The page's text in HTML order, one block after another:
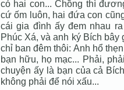
có hai con... Chồng thì
cứ ốm luôn, hai đứa con
cái gia đình ấy đem nhau
Phúc Xá, và anh ký Bích
chỉ ban đêm thôi: Anh hổ
bạn hữu, họ mạc... Phải,
chuyện ấy là bạn của cả
không phải để nói xấu...